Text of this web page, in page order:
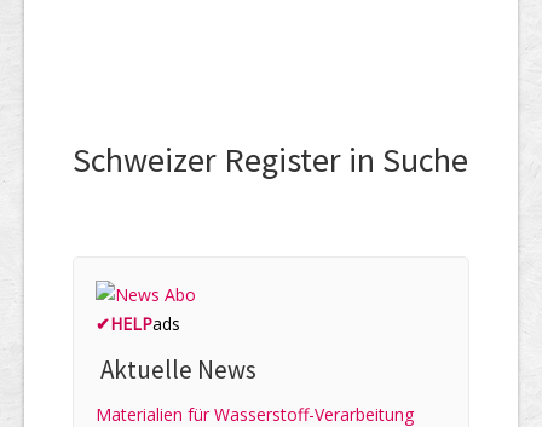
Schweizer Register in Suche
✔HELPads
Aktuelle News
Materialien für Wasserstoff-Verarbeitung